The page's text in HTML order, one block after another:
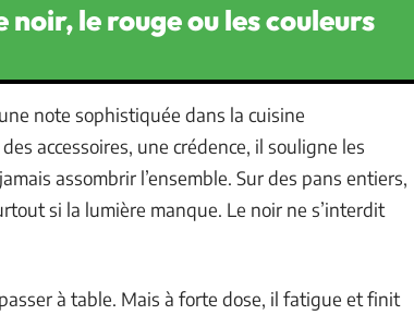
le rouge ou les couleurs
note sophistiquée dans la cuisine
accessoires, une crédence, il souligne les
assombrir l’ensemble. Sur des pans entiers,
si la lumière manque. Le noir ne s’interdit
à table. Mais à forte dose, il fatigue et finit